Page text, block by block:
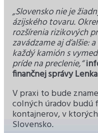
„Slovensko nie je
ázijského tovaru.
rozšírenia rizikových
zavádzame aj ďalšie:
každý kamión s
príde na preclenie,“
finančnej správy
V praxi to bude
colných úradov budú
kontajnerov, v
Slovensko.